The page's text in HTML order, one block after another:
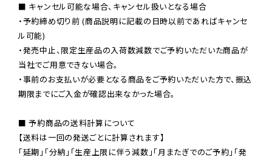
■ キャンセル可能な場合、キャンセル扱いとなる場合
・予約締め切り前 (商品説明に記載の日時以前であればキャンセ
ル可能)
・発売中止、限定生産品の入荷数減数でご予約いただいた商品が
当社でご用意できない場合。
・事前のお支払いが必要となる商品をご予約いただいた方で、振込
期限までにご入金が確認出来なかった場合。
■ 予約商品の送料計算について
【送料は一回の発送ごとに計算されます】
「延期」「分納」「生産上限に伴う減数」「月またぎでのご予約」「発